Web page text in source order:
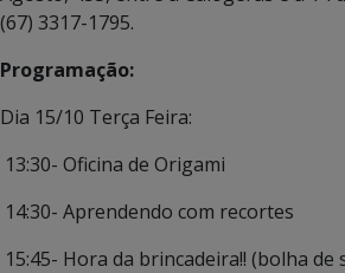
(67) 3317-1795.
Programação:
Dia 15/10 Terça Feira:
13:30- Oficina de Origami
14:30- Aprendendo com recortes
15:45- Hora da brincadeira!! (bolha de